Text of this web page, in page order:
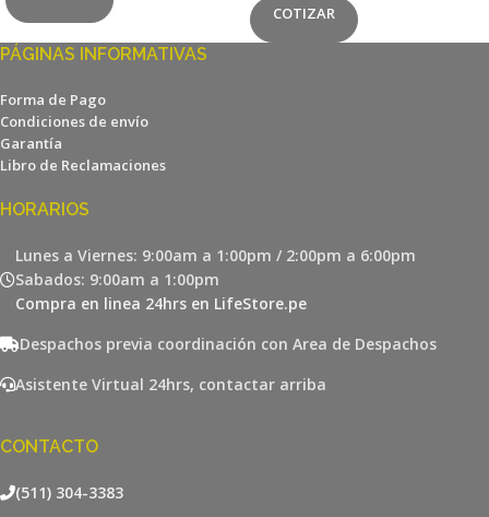
COTIZAR
PÁGINAS INFORMATIVAS
Forma de Pago
Condiciones de envío
Garantía
Libro de Reclamaciones
HORARIOS
Lunes a Viernes: 9:00am a 1:00pm / 2:00pm a 6:00pm
Sabados: 9:00am a 1:00pm
Compra en linea 24hrs en LifeStore.pe
Despachos previa coordinación con Area de Despachos
Asistente Virtual 24hrs, contactar arriba
CONTACTO
(511) 304-3383